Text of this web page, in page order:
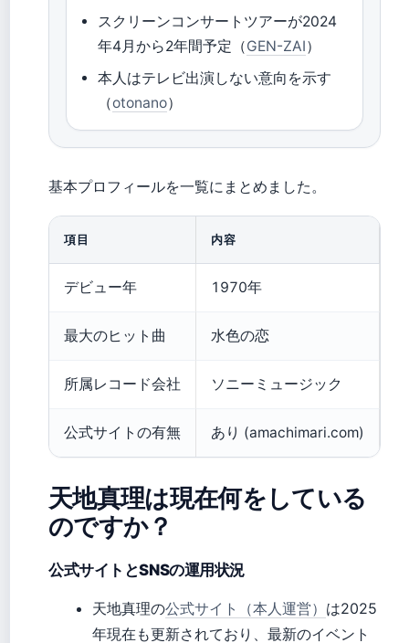
スクリーンコンサートツアーが2024
年4月から2年間予定（GEN-ZAI）
本人はテレビ出演しない意向を示す
（otonano）
基本プロフィールを一覧にまとめました。
項目 内容
デビュー年 1970年
最大のヒット曲 水色の恋
所属レコード会社 ソニーミュージック
公式サイトの有無 あり (amachimari.com)
天地真理は現在何をしている
のですか？
公式サイトとSNSの運用状況
天地真理の公式サイト（本人運営） は2025
年現在も更新されており、最新のイベント